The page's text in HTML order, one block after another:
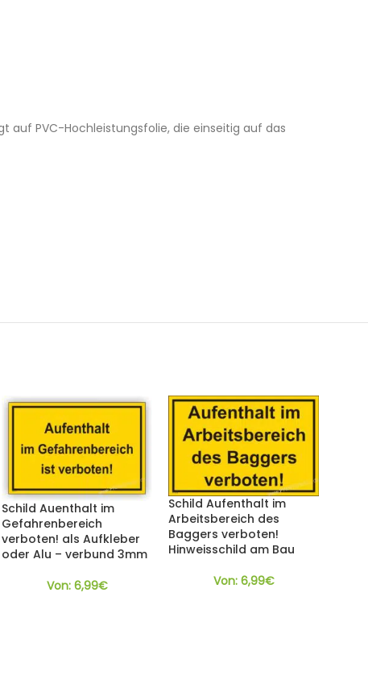
PVC-Hochleistungsfolie, die einseitig auf das
Schild Auenthalt im
Gefahrenbereich
verboten! als Aufkleber
oder Alu – verbund 3mm
Von: 6,99€
Schild Aufenthalt im
Arbeitsbereich des
Baggers verboten!
Hinweisschild am Bau
Von: 6,99€